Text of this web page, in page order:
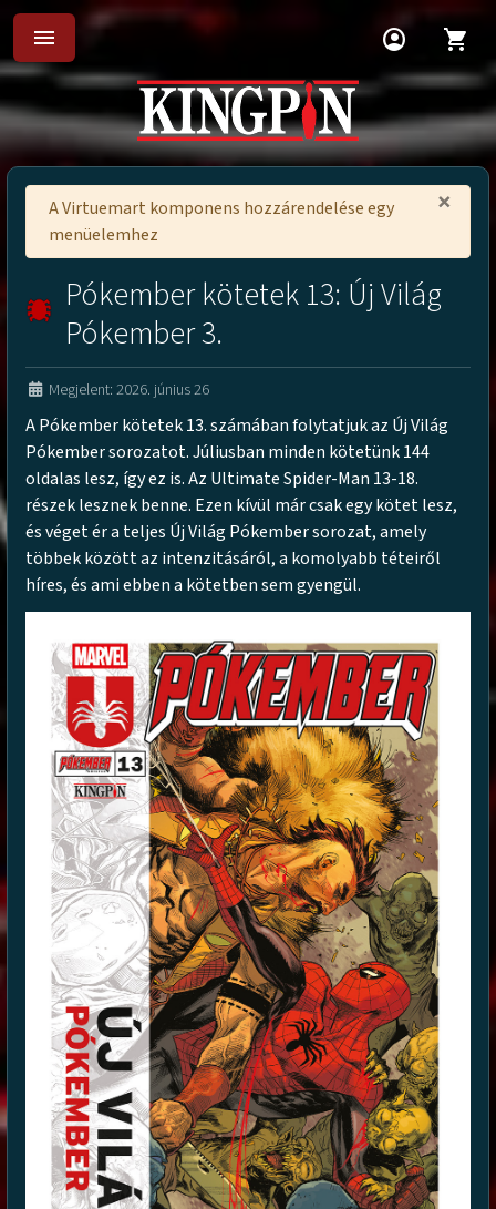
menu account_circle shopping_cart
×
A Virtuemart komponens hozzárendelése egy
menüelemhez
Pókember kötetek 13: Új Világ
Pókember 3.
Megjelent: 2026. június 26
A Pókember kötetek 13. számában folytatjuk az Új Világ
Pókember sorozatot. Júliusban minden kötetünk 144
oldalas lesz, így ez is. Az Ultimate Spider-Man 13-18.
részek lesznek benne. Ezen kívül már csak egy kötet lesz,
és véget ér a teljes Új Világ Pókember sorozat, amely
többek között az intenzitásáról, a komolyabb téteiről
híres, és ami ebben a kötetben sem gyengül.